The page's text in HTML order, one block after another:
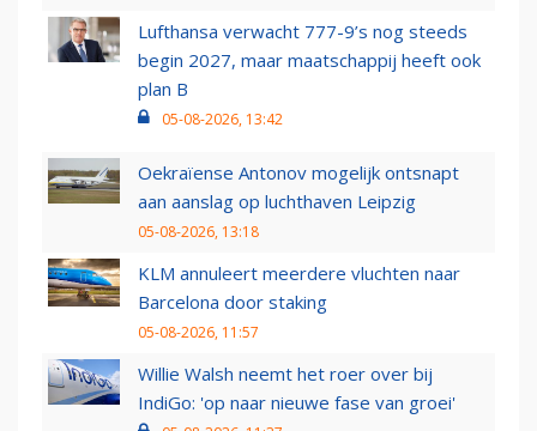
Lufthansa verwacht 777-9’s nog steeds
begin 2027, maar maatschappij heeft ook
plan B
05-08-2026, 13:42
Oekraïense Antonov mogelijk ontsnapt
aan aanslag op luchthaven Leipzig
05-08-2026, 13:18
KLM annuleert meerdere vluchten naar
Barcelona door staking
05-08-2026, 11:57
Willie Walsh neemt het roer over bij
IndiGo: 'op naar nieuwe fase van groei'